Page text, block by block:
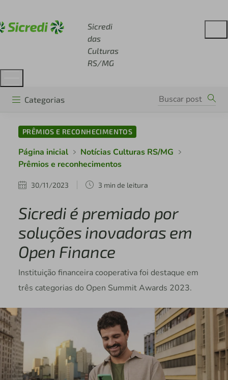
Sicredi
das
Culturas
RS/MG
Categorias
PRÊMIOS E RECONHECIMENTOS
Página inicial
Notícias Culturas RS/MG
Prêmios e reconhecimentos
30/11/2023 3 min de leitura
Sicredi é premiado por
soluções inovadoras em
Open Finance
Instituição financeira cooperativa foi destaque em
três categorias do Open Summit Awards 2023.